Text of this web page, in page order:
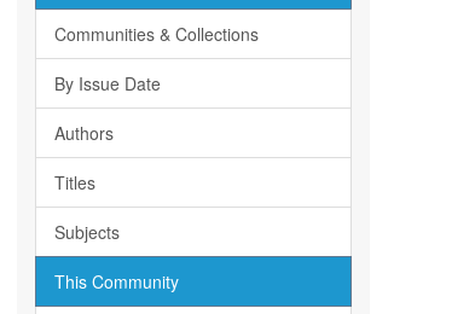
Communities & Collections
By Issue Date
Authors
Titles
Subjects
This Community